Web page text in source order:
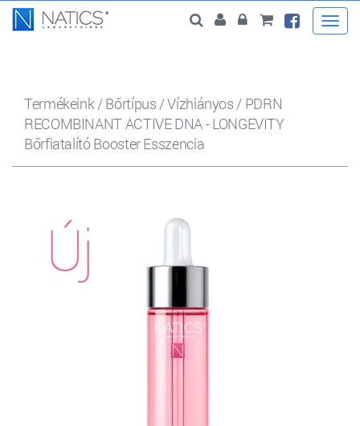
Termékeink/Bőrtípus /Vízhiányos / PDRN
RECOMBINANT ACTIVE DNA - LONGEVITY
Bőrfiatalító Booster Esszencia